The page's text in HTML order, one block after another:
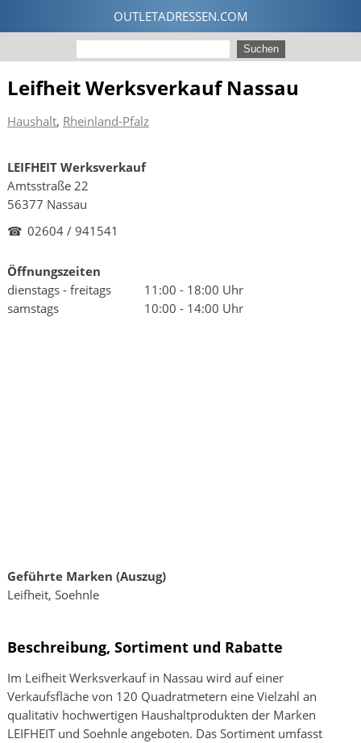
Leifheit Werksverkauf Nassau
Haushalt, Rheinland-Pfalz
LEIFHEIT Werksverkauf
Amtsstraße 22
56377 Nassau
☎ 02604 / 941541
Öffnungszeiten
dienstags - freitags
11:00 - 18:00 Uhr
samstags
10:00 - 14:00 Uhr
Geführte Marken (Auszug)
Leifheit, Soehnle
Beschreibung, Sortiment und Rabatte
Im Leifheit Werksverkauf in Nassau wird auf einer
Verkaufsfläche von 120 Quadratmetern eine Vielzahl an
qualitativ hochwertigen Haushaltprodukten der Marken
LEIFHEIT und Soehnle angeboten. Das Sortiment umfasst